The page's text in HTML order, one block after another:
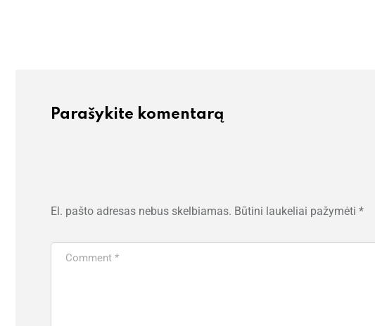
Parašykite komentarą
El. pašto adresas nebus skelbiamas. Būtini laukeliai pažymėti *